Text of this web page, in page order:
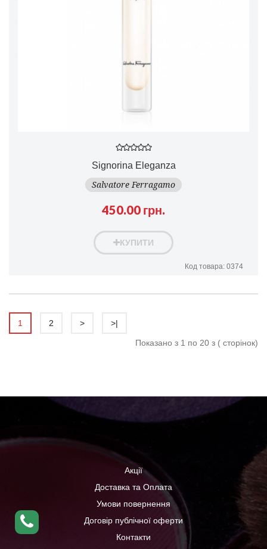
Signorina Eleganza
Salvatore Ferragamo
450.00 грн.
КУПИТИ
Код товара: 0374
1 2 > >|
Показано з 1 по 20 з ( сторінок)
Акції
Доставка та Оплата
Умови повернення
Договір публічної оферти
Контакти